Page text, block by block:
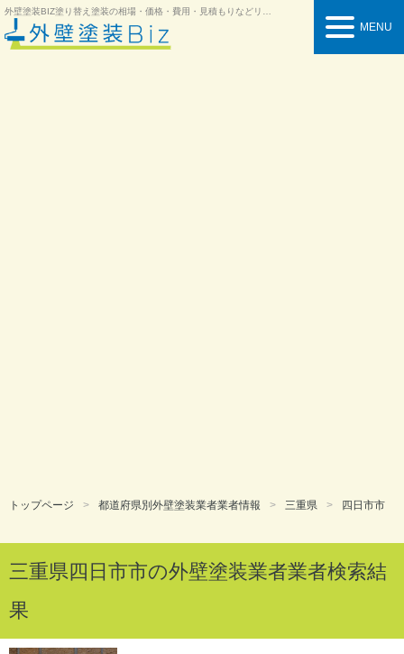
外壁塗装BIZ塗り替え塗装の相場・価格・費用・見積もりなどリフォーム情報を紹介
MENU
トップページ 都道府県別外壁塗装業者業者情報 三重県 四日市市
三重県四日市市の外壁塗装業者業者検索結
果